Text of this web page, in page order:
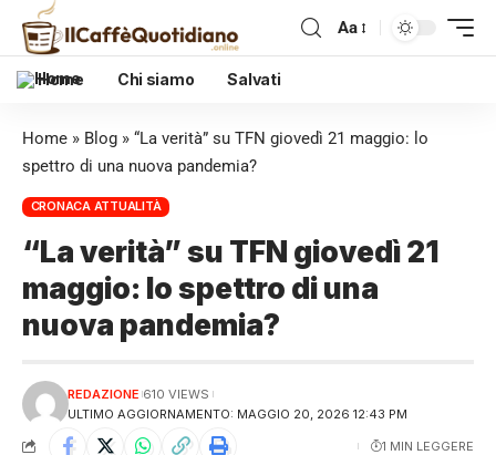
Aa
Home Chi siamo Salvati
Home » Blog » “La verità” su TFN giovedì 21 maggio: lo
spettro di una nuova pandemia?
CRONACA ATTUALITÀ
“La verità” su TFN giovedì 21
maggio: lo spettro di una
nuova pandemia?
ULTIMO AGGIORNAMENTO: MAGGIO 20, 2026 12:43 PM
REDAZIONE 610 VIEWS
1 MIN LEGGERE